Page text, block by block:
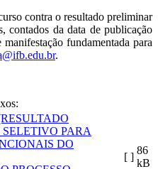
contra o resultado preliminar
contados da data de publicação
fundamentada para
.
[ ]
86
kB